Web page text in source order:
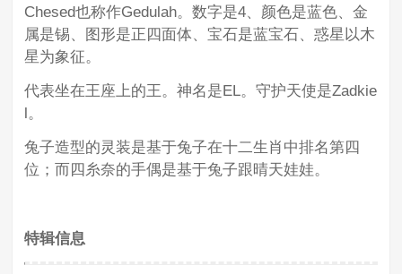
Chesed也称作Gedulah。数字是4、颜色是蓝色、金
属是锡、图形是正四面体、宝石是蓝宝石、惑星以木
星为象征。
代表坐在王座上的王。神名是EL。守护天使是Zadkie
l。
兔子造型的灵装是基于兔子在十二生肖中排名第四
位；而四糸奈的手偶是基于兔子跟晴天娃娃。
特辑信息